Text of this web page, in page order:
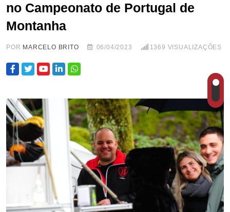
no Campeonato de Portugal de
Montanha
POR MARCELO BRITO 06/04/2023 1369 VISUALIZAÇÕES